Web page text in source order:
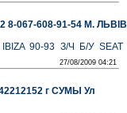
8-067-608-91-54 М. ЛЬВІВ
90-93 З/Ч Б/У SEAT
27/08/2009 04:21
г СУМЫ Ул